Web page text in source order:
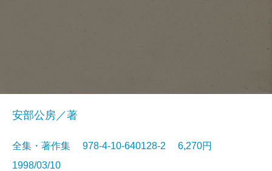
安部公房／著
全集・著作集 978-4-10-640128-2 6,270円
1998/03/10